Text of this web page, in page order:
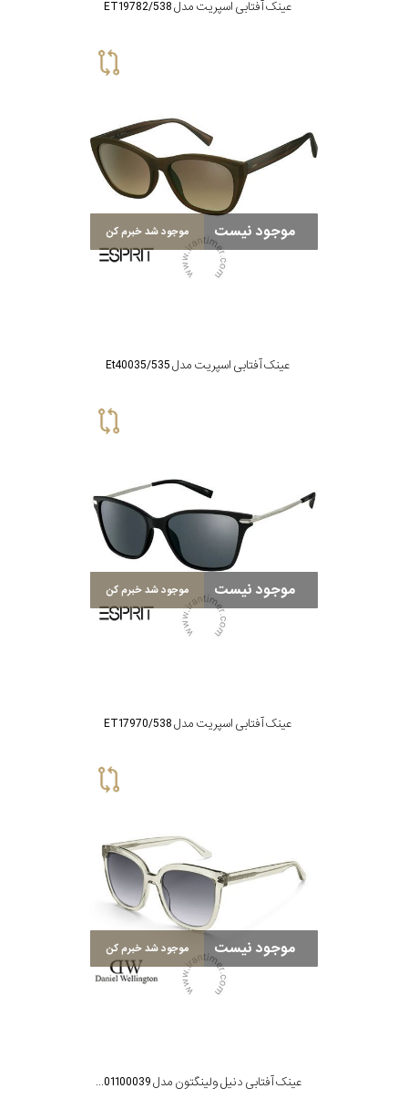
عینک آفتابی اسپریت مدل ET19782/538
موجود نیست موجود شد خبرم کن
عینک آفتابی اسپریت مدل Et40035/535
موجود نیست موجود شد خبرم کن
عینک آفتابی اسپریت مدل ET17970/538
موجود نیست موجود شد خبرم کن
عینک آفتابی دنیل ولینگتون مدل DW01100039